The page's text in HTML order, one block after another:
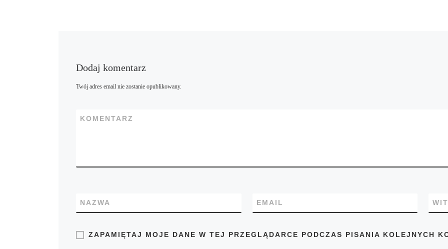
Dodaj komentarz
Twój adres email nie zostanie opublikowany.
KOMENTARZ
NAZWA EMAIL
ZAPAMIĘTAJ MOJE DANE W TEJ PRZEGLĄDARCE PODCZAS PISANIA KOLEJNYCH